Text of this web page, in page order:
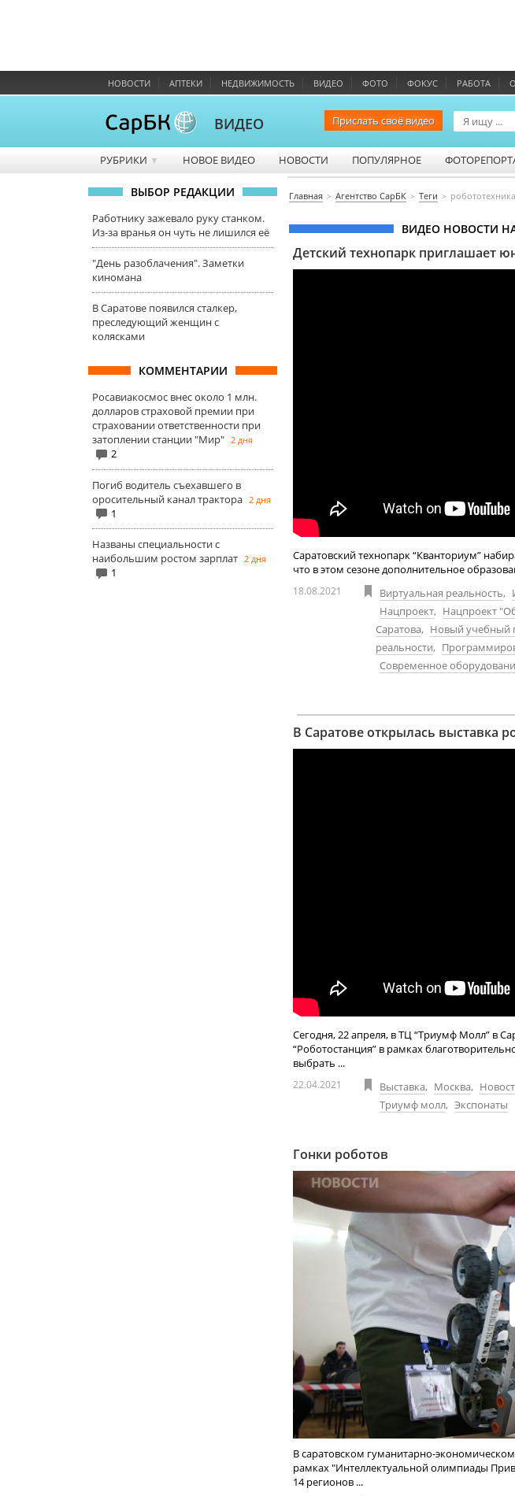
НОВОСТИ АПТЕКИ НЕДВИЖИМОСТЬ ВИДЕО ФОТО ФОКУС РАБОТА
ВИДЕО Прислать своё видео
РУБРИКИ ▼ НОВОЕ ВИДЕО НОВОСТИ ПОПУЛЯРНОЕ
ВЫБОР РЕДАКЦИИ
Работнику зажевало руку станком.
Из-за вранья он чуть не лишился её
"День разоблачения". Заметки
киномана
В Саратове появился сталкер,
преследующий женщин с
колясками
КОММЕНТАРИИ
Росавиакосмос внес около 1 млн.
долларов страховой премии при
страховании ответственности при
затоплении станции "Мир" 2 дня
2
Погиб водитель съехавшего в
оросительный канал трактора 2 дня
1
Названы специальности с
наибольшим ростом зарплат 2 дня
1
Главная Агентство СарБК Теги робототехника
ВИДЕО НОВОСТИ
Детский технопарк приглашает
Саратовский технопарк “Кванториум”
что в этом сезоне дополнительное
18.08.2021 Виртуальная реальность,
Нацпроект, Нацпроект
Саратова, Новый учебный
реальности,
Современное
В Саратове открылась выставка
Сегодня, 22 апреля, в ТЦ “Триумф Молл” в
“Роботостанция” в рамках
выбрать ...
22.04.2021 Выставка, Москва,
Триумф молл, Экспонаты
Гонки роботов
В саратовском гуманитарно-
рамках "Интеллектуальной олимпиады
14 регионов ...